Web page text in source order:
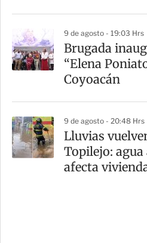
9 de agosto - 19:03 Hrs
Brugada
“Elena
Coyoacán
9 de agosto - 20:48 Hrs
Lluvias
Topilejo:
afecta